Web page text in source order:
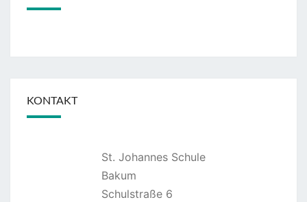
KONTAKT
St. Johannes Schule
Bakum
Schulstraße 6